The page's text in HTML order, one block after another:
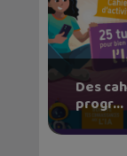
Des
progr...